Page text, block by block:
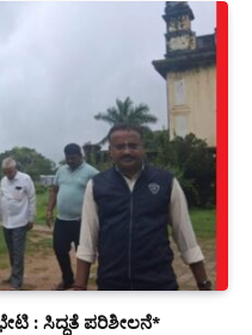
: ಸಿದ್ಧತೆ ಪರಿಶೀಲನೆ*